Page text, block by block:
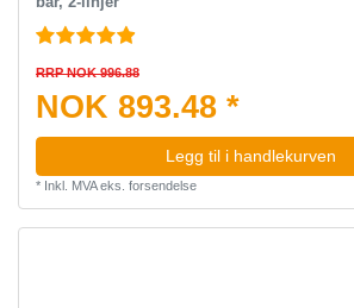
RRP NOK 996.88
NOK 893.48 *
Legg til i handlekurven
* Inkl. MVAeks. forsendelse